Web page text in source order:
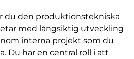
du den produktionstekniska
med långsiktig utveckling
interna projekt som du
Du har en central roll i att